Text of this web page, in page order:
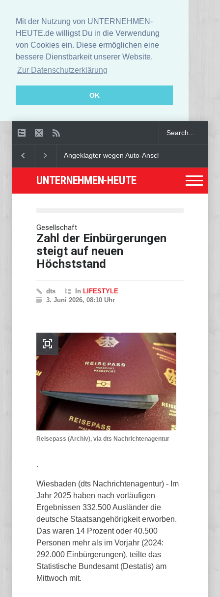
Mit der Nutzung von UNTERNEHMEN-
HEUTE.de willigst Du in die Verwendung
von Cookies ein. Diese ermöglichen eine
bessere Dienstbarkeit unserer Website.
Zur Datenschutzerklärung
OK
Haft verurteilt Deutschland verleiht
UNTERNEHMEN-HEUTE
Gesellschaft
Zahl der Einbürgerungen
steigt auf neuen
Höchststand
dts In LIFESTYLE
3. Juni 2026, 08:10 Uhr
Reisepass (Archiv), via dts Nachrichtenagentur
.
Wiesbaden (dts Nachrichtenagentur) - Im
Jahr 2025 haben nach vorläufigen
Ergebnissen 332.500 Ausländer die
deutsche Staatsangehörigkeit erworben.
Das waren 14 Prozent oder 40.500
Personen mehr als im Vorjahr (2024:
292.000 Einbürgerungen), teilte das
Statistische Bundesamt (Destatis) am
Mittwoch mit.